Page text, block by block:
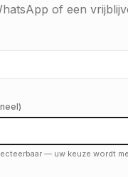
of een
— uw keuze wordt